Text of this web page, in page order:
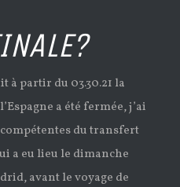
à partir du 03.30.21 la
a été fermée, j’ai
du transfert
a eu lieu le dimanche
avant le voyage de